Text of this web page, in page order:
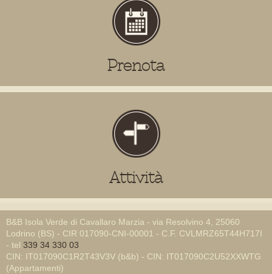
Prenota
Attività
B&B Isola Verde di Cavallaro Marzia - via Resolvino 4, 25060
Lodrino (BS) - CIR 017090-CNI-00001 - C.F. CVLMRZ65T44H717I
- tel 339 34 330 03
CIN: IT017090C1R2T43V3V (b&b) - CIN: IT017090C2U52XXWTG
(Appartamenti)